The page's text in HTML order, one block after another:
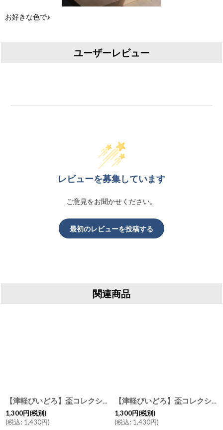
お好きな色で♪
ユーザーレビュー
レビューを募集しています
ご意見をお聞かせください。
最初のレビューを投稿する
関連商品
[F-71402-
【津軽びいどろ】盃コレクション ストレート 夜風 春風 夏の雫 春の雫 ガラス食器/石塚硝子/アデリア/日本製
1,300円(税別)
(税込: 1,430円)
【津軽びいどろ】盃コレクション ラッパ 舞桜 滝風 夏椿 夜露 盃 日本酒 ガラス 冷酒 酒器
1,300円(税別)
(税込: 1,430円)